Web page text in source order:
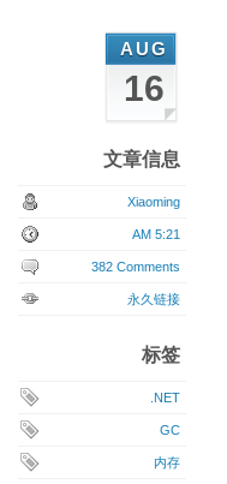
AUG
16
文章信息
Xiaoming
AM 5:21
382 Comments
永久链接
标签
.NET
GC
内存